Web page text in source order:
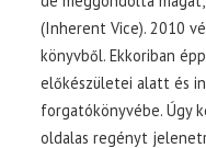
(Inherent Vice). 2010
könyvből. Ekkoriban
előkészületei alatt és
forgatókönyvébe. Úgy
oldalas regényt